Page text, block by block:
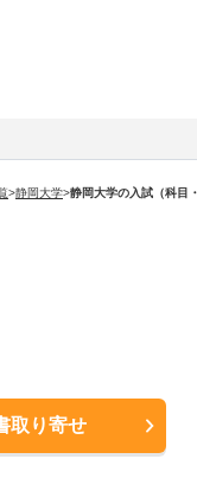
>静岡大学>静岡大学の入試（科目
取り寄せ